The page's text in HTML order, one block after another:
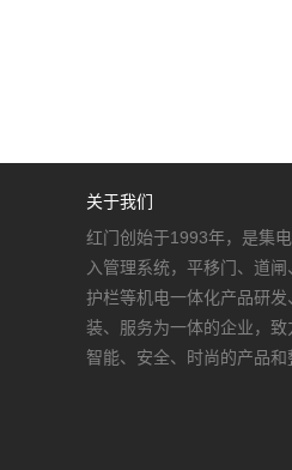
关于我们
红门创始于1993年，是集
入管理系统，平移门、道
护栏等机电一体化产品研
装、服务为一体的企业，
智能、安全、时尚的产品和